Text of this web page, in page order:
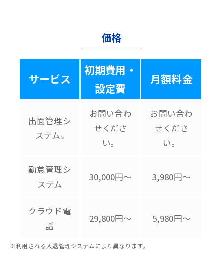
価格
サービス
初期費用・
設定費
月額料金
出面管理シ
ステム ※
お問い合わ
せくださ
い。
お問い合わ
せくださ
い。
勤怠管理シ
ステム
30,000円～ 3,980円～
クラウド電
話
29,800円～ 5,980円～
※利用される入退管理システムにより異なります。